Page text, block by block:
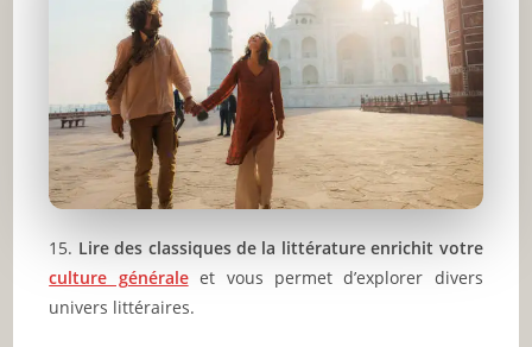
15. Lire des classiques de la littérature enrichit votre
culture généraleet vous permet d’explorer divers
univers littéraires.